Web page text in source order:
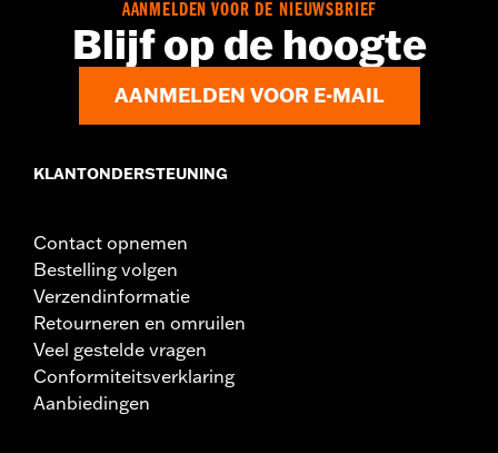
AANMELDEN VOOR DE NIEUWSBRIEF
Blijf op de hoogte
AANMELDEN VOOR E-MAIL
KLANTONDERSTEUNING
Contact opnemen
Bestelling volgen
Verzendinformatie
Retourneren en omruilen
Veel gestelde vragen
Conformiteitsverklaring
Aanbiedingen